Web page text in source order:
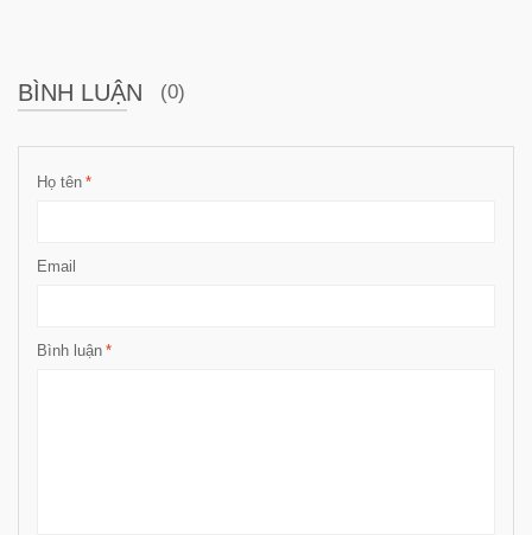
BÌNH LUẬN (0)
*
Họ tên
Email
*
Bình luận